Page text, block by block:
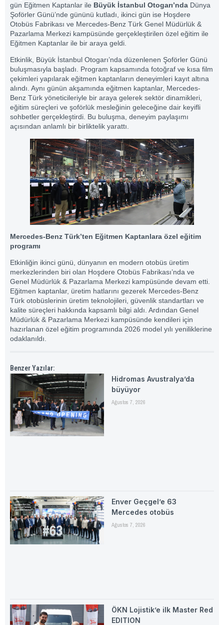
gün Eğitmen Kaptanlar ile Büyük İstanbul Otogarı’nda Dünya
Şoförler Günü’nde gününü kutladı, ikinci gün ise Hoşdere
Otobüs Fabrikası ve Mercedes-Benz Türk Genel Müdürlük &
Pazarlama Merkezi kampüsünde gerçekleştirilen özel eğitim ile
Eğitmen Kaptanlar ile bir araya geldi.
Etkinlik, Büyük İstanbul Otogarı’nda düzenlenen Şoförler Günü
buluşmasıyla başladı. Program kapsamında fotoğraf ve kısa film
çekimleri yapılarak eğitmen kaptanların deneyimleri kayıt altına
alındı. Aynı günün akşamında eğitmen kaptanlar, Mercedes-
Benz Türk yöneticileriyle bir araya gelerek sektör dinamikleri,
eğitim süreçleri ve şoförlük mesleğinin geleceğine dair keyifli
sohbetler gerçekleştirdi. Bu buluşma, deneyim paylaşımı
açısından anlamlı bir birliktelik yarattı.
Mercedes-Benz Türk’ten Eğitmen Kaptanlara özel eğitim
programı
Etkinliğin ikinci günü, dünyanın en modern otobüs üretim
merkezlerinden biri olan Hoşdere Otobüs Fabrikası’nda ve
Genel Müdürlük & Pazarlama Merkezi kampüsünde devam etti.
Eğitmen kaptanlar, üretim hatlarını gezerek Mercedes-Benz
Türk otobüslerinin üretim teknolojileri, güvenlik standartları ve
kalite süreçleri hakkında kapsamlı bilgi aldı. Ardından Genel
Müdürlük & Pazarlama Merkezi kampüsünde kendileri için
hazırlanan özel eğitim programında 2026 model yılı yeniliklerine
odaklanıldı.
Benzer Yazılar:
Hidromas Avustralya’da
büyüyor
Ağustos 7, 2026
Enver Geçgel’e 63
Mercedes otobüs
Ağustos 7, 2026
ÖKN Lojistik’e ilk Master Red
EDITION